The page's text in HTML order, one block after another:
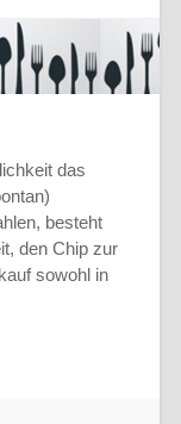
das
besteht
den Chip zur
sowohl in